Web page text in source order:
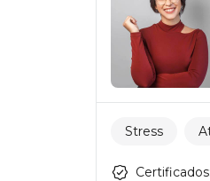
Stress
Certificados: